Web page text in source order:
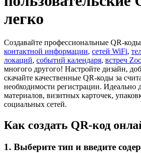
легко
Создавайте профессиональные QR-
контактной информации, сетей WiFi,
локаций, событий календаря, встреч
многого другого! Настройте дизайн,
скачайте качественные QR-коды за
необходимости регистрации. Идеально
материалов, визитных карточек,
социальных сетей.
Как создать QR-код
1. Выберите тип и введите